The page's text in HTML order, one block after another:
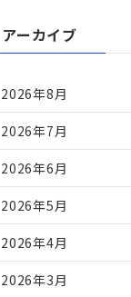
アーカイブ
2026年8月
2026年7月
2026年6月
2026年5月
2026年4月
2026年3月